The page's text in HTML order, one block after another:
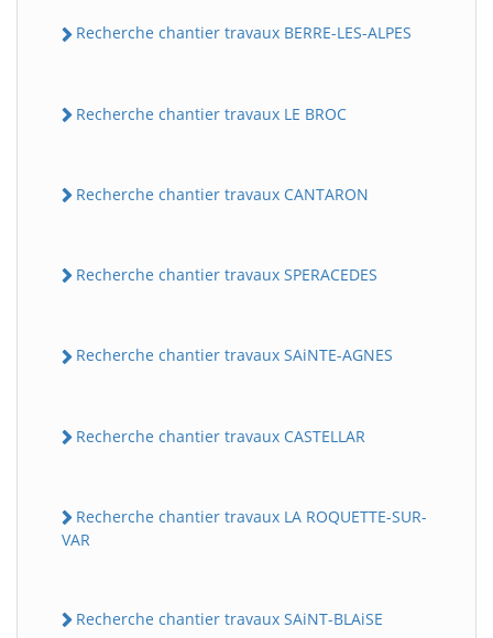
Recherche chantier travaux BERRE-LES-ALPES
Recherche chantier travaux LE BROC
Recherche chantier travaux CANTARON
Recherche chantier travaux SPERACEDES
Recherche chantier travaux SAiNTE-AGNES
Recherche chantier travaux CASTELLAR
Recherche chantier travaux LA ROQUETTE-SUR-
VAR
Recherche chantier travaux SAiNT-BLAiSE